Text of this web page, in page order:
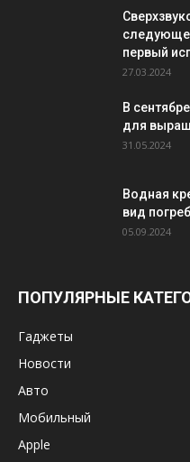
первый
27.03.2024
В
для
31.05.2024
Водная
вид
05.09.2024
ПОПУЛЯРНЫЕ
Гаджеты
Новости
Авто
Мобильный
Apple